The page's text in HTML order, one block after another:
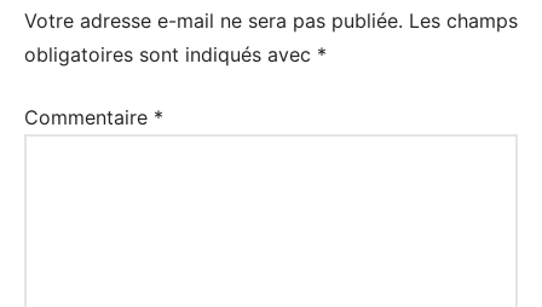
Votre adresse e-mail ne sera pas publiée. Les champs
obligatoires sont indiqués avec *
Commentaire *